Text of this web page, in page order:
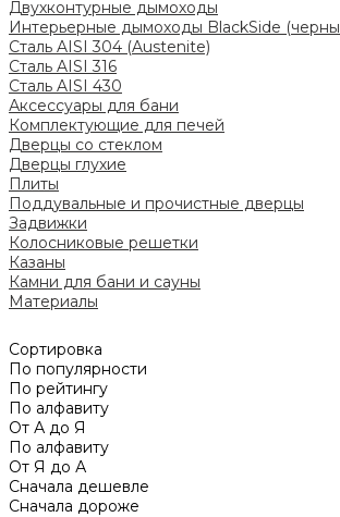
Двухконтурные дымоходы
Интерьерные дымоходы BlackSide
Сталь AISI 304 (Austenite)
Сталь AISI 316
Сталь AISI 430
Аксессуары для бани
Комплектующие для печей
Дверцы со стеклом
Дверцы глухие
Плиты
Поддувальные и прочистные дверцы
Задвижки
Колосниковые решетки
Казаны
Камни для бани и сауны
Материалы
Сортировка
По популярности
По рейтингу
По алфавиту
От А до Я
По алфавиту
От Я до А
Сначала дешевле
Сначала дороже